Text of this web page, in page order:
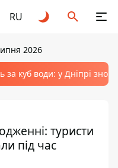
RU
2026
за куб води: у Дніпрі
туристи
під час